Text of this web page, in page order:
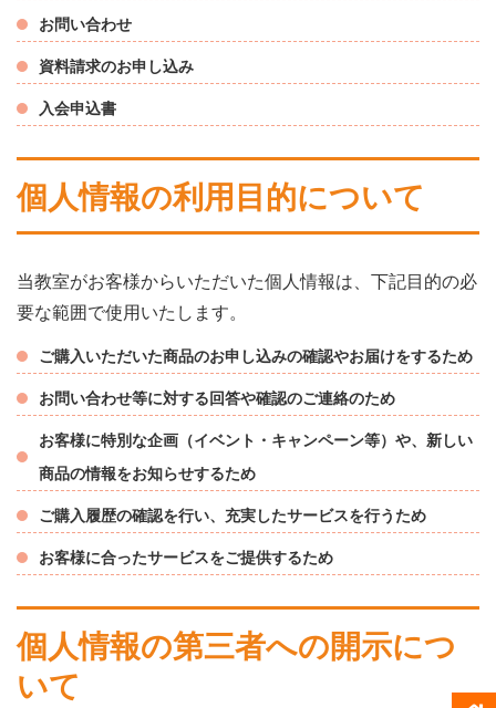
お問い合わせ
資料請求のお申し込み
入会申込書
個人情報の利用目的について
当教室がお客様からいただいた個人情報は、下記目的の必
要な範囲で使用いたします。
ご購入いただいた商品のお申し込みの確認やお届けをするため
お問い合わせ等に対する回答や確認のご連絡のため
お客様に特別な企画（イベント・キャンペーン等）や、新しい
商品の情報をお知らせするため
ご購入履歴の確認を行い、充実したサービスを行うため
お客様に合ったサービスをご提供するため
個人情報の第三者への開示につ
いて